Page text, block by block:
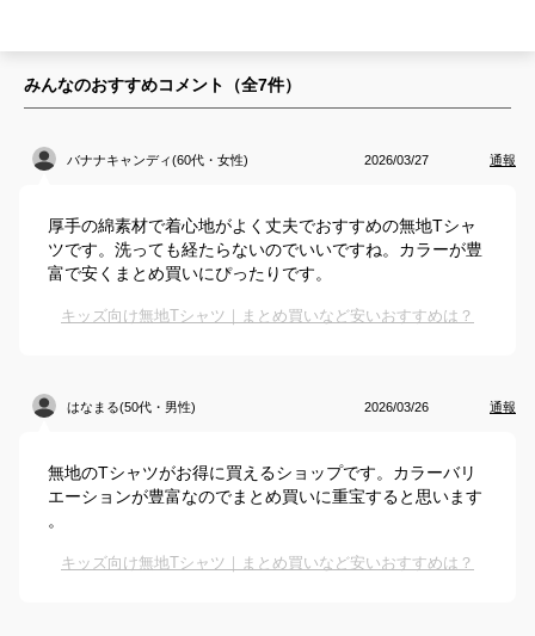
みんなのおすすめコメント（全7件）
バナナキャンディ(60代・女性) 2026/03/27 通報
厚手の綿素材で着心地がよく丈夫でおすすめの無地Tシャ
ツです。洗っても経たらないのでいいですね。カラーが豊
富で安くまとめ買いにぴったりです。
キッズ向け無地Tシャツ｜まとめ買いなど安いおすすめは？
はなまる(50代・男性) 2026/03/26 通報
無地のTシャツがお得に買えるショップです。カラーバリ
エーションが豊富なのでまとめ買いに重宝すると思います
。
キッズ向け無地Tシャツ｜まとめ買いなど安いおすすめは？